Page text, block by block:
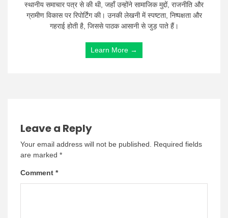
स्थानीय समाचार पत्र से की थी, जहाँ उन्होंने सामाजिक मुद्दों, राजनीति और
ग्रामीण विकास पर रिपोर्टिंग की। उनकी लेखनी में स्पष्टता, निष्पक्षता और
गहराई होती है, जिससे पाठक आसानी से जुड़ पाते हैं।
Learn More →
Leave a Reply
Your email address will not be published.
Required fields
are marked *
Comment *